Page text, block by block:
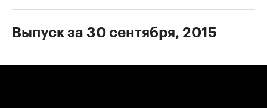
Выпуск за 30 сентября, 2015